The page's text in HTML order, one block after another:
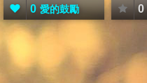
0 愛的鼓勵 0